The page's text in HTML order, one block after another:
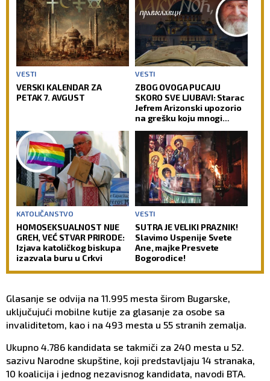
VESTI
VERSKI KALENDAR ZA
PETAK 7. AVGUST
VESTI
ZBOG OVOGA PUCAJU
SKORO SVE LJUBAVI: Starac
Jefrem Arizonski upozorio
na grešku koju mnogi
KATOLIČANSTVO
HOMOSEKSUALNOST NIJE
GREH, VEĆ STVAR PRIRODE:
Izjava katoličkog biskupa
izazvala buru u Crkvi
VESTI
SUTRA JE VELIKI PRAZNIK!
Slavimo Uspenije Svete
Ane, majke Presvete
Bogorodice!
Glasanje se odvija na 11.995 mesta širom Bugarske,
uključujući mobilne kutije za glasanje za osobe sa
invaliditetom, kao i na 493 mesta u 55 stranih zemalja.
Ukupno 4.786 kandidata se takmiči za 240 mesta u 52.
sazivu Narodne skupštine, koji predstavljaju 14 stranaka,
10 koalicija i jednog nezavisnog kandidata, navodi BTA.